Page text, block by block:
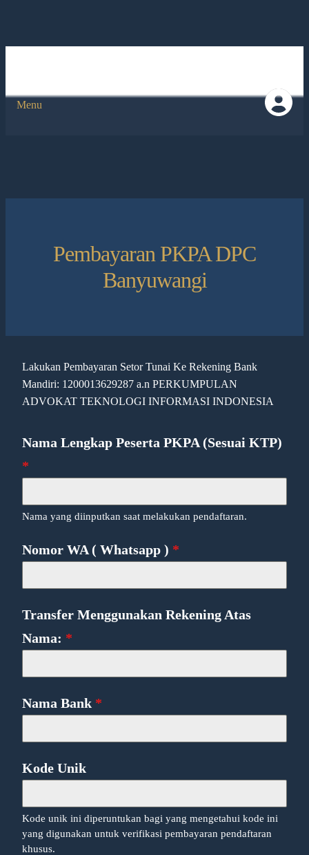
Menu
Pembayaran PKPA DPC
Banyuwangi
Lakukan Pembayaran Setor Tunai Ke Rekening Bank
Mandiri: 1200013629287 a.n PERKUMPULAN
ADVOKAT TEKNOLOGI INFORMASI INDONESIA
Nama Lengkap Peserta PKPA (Sesuai KTP)
*
Nama yang diinputkan saat melakukan pendaftaran.
Nomor WA ( Whatsapp ) *
Transfer Menggunakan Rekening Atas
Nama: *
Nama Bank *
Kode Unik
Kode unik ini diperuntukan bagi yang mengetahui kode ini
yang digunakan untuk verifikasi pembayaran pendaftaran
khusus.